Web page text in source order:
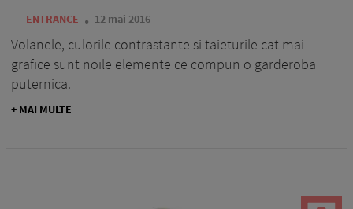
— ENTRANCE 12 mai 2016
Volanele, culorile contrastante si taieturile cat mai
grafice sunt noile elemente ce compun o garderoba
puternica.
+ MAI MULTE